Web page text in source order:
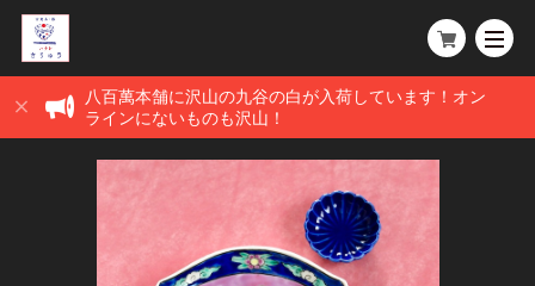
八百萬本舗に沢山の九谷の白が入荷しています！オン
ラインにないものも沢山！